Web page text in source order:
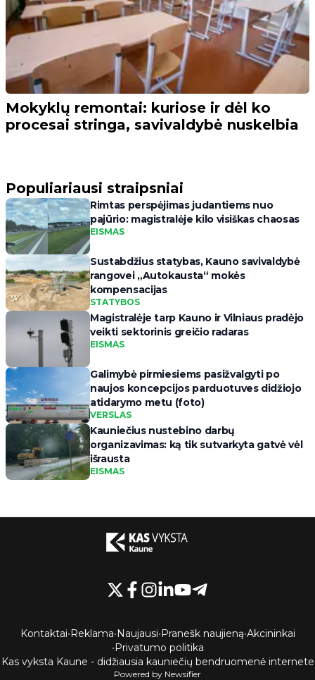
Mokyklų remontai: kuriose ir dėl ko
procesai stringa, savivaldybė nuskelbia
Populiariausi straipsniai
Rimtas perspėjimas judantiems nuo
pajūrio: magistralėje kilo visiškas chaosas
EISMAS
Sustabdžius statybas, Kauno savivaldybė
rangovei „Autokausta“ mokės
kompensacijas
STATYBOS
Magistralėje tarp Kauno ir Vilniaus pradėjo
veikti sektorinis greičio radaras
EISMAS
Galimybė pirmiesiems pasižvalgyti po
naujos koncepcijos parduotuves didžiojo
atidarymo metu (foto)
VERSLAS
Kauniečius nustebino darbų
organizavimas: ką tik sutvarkyta gatvė vėl
išrausta
EISMAS
Kontaktai•Reklama•Naujausi•Pranešk naujieną•Akcininkai
•Privatumo politika
Kas vyksta Kaune - didžiausia kauniečių bendruomenė internete
Powered by Newsifier